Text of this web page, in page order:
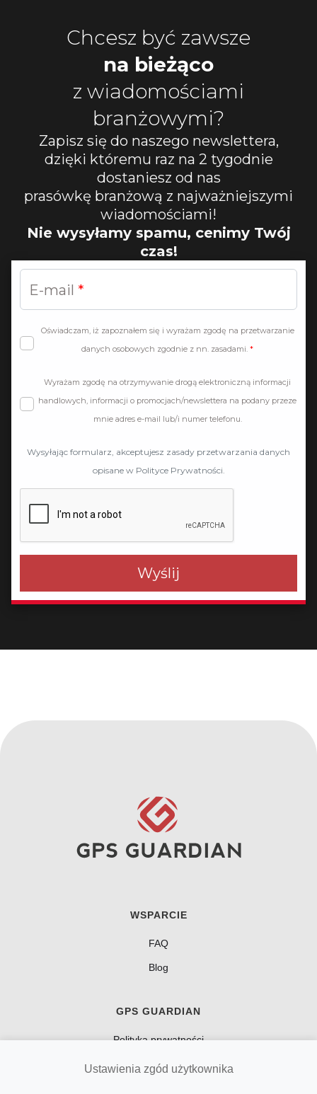
Chcesz być zawsze
na bieżąco
z wiadomościami
branżowymi?
Zapisz się do naszego newslettera,
dzięki któremu raz na 2 tygodnie
dostaniesz od nas
prasówkę branżową z najważniejszymi
wiadomościami!
Nie wysyłamy spamu, cenimy Twój
czas!
E-mail
Oświadczam, iż zapoznałem się i wyrażam zgodę na przetwarzanie
danych osobowych zgodnie z nn. zasadami.
Wyrażam zgodę na otrzymywanie drogą elektroniczną informacji
handlowych, informacji o promocjach/newslettera na podany przeze
mnie adres e-mail lub/i numer telefonu.
Wysyłając formularz, akceptujesz zasady przetwarzania danych
opisane w Polityce Prywatności.
Wyślij
WSPARCIE
FAQ
Blog
GPS GUARDIAN
Polityka prywatności
Regulamin
Ustawienia zgód użytkownika